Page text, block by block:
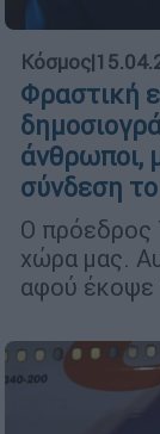
Κόσμος|
Φραστική
άνθρωποι,
σύνδεση
Ο πρόεδρος
χώρα μας.
αφού έκοψε